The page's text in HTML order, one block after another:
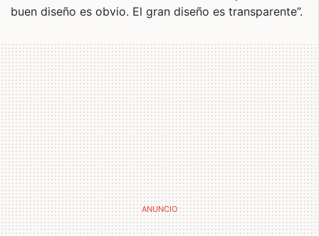
buen diseño es obvio. El gran diseño es transparente”.